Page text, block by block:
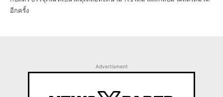
อีกครั้ง
Advertisment